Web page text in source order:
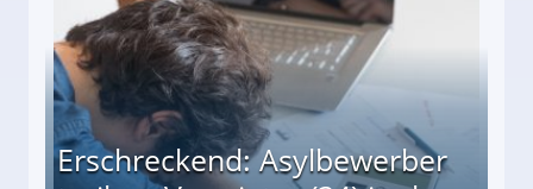
Erschreckend: Asylbewerber